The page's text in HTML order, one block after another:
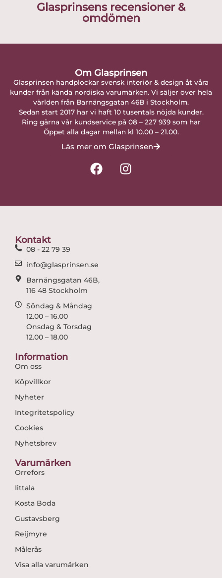
Glasprinsens recensioner &
omdömen
Om Glasprinsen
Glasprinsen handplockar svensk interiör & design åt våra
kunder från kända nordiska varumärken. Vi säljer över hela
världen från Barnängsgatan 46B i Stockholm.
Sedan start 2017 har vi haft 10 tusentals nöjda kunder.
Ring gärna vår kundservice på 08 – 227 939 som har
Öppet alla dagar mellan kl 10.00 – 21.00.
Läs mer om Glasprinsen
F
a
I
n
Kontakt
08 - 22 79 39
info@glasprinsen.se
Barnängsgatan 46B,
116 48 Stockholm
Söndag & Måndag
12.00 – 16.00
Onsdag & Torsdag
12.00 – 18.00
Information
Om oss
Köpvillkor
Nyheter
Integritetspolicy
Cookies
Nyhetsbrev
Varumärken
Orrefors
Iittala
Kosta Boda
Gustavsberg
Reijmyre
Målerås
Visa alla varumärken